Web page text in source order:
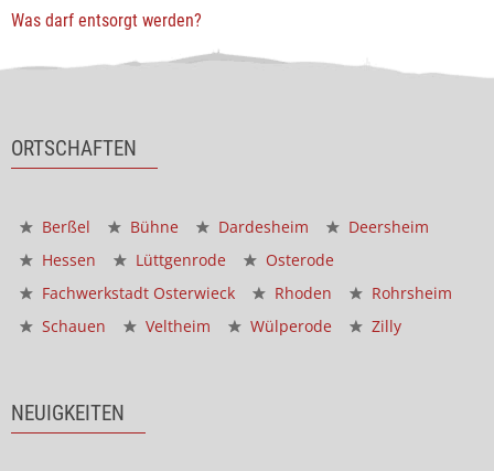
Was darf entsorgt werden?
ORTSCHAFTEN
Berßel Bühne Dardesheim
Deersheim
Hessen
Lüttgenrode
Osterode
Fachwerkstadt Osterwieck
Rhoden
Rohrsheim
Schauen
Veltheim Wülperode Zilly
NEUIGKEITEN